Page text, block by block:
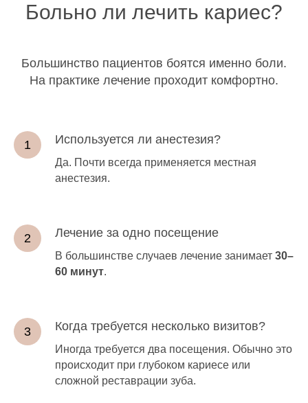
Больно ли лечить кариес?
Большинство пациентов боятся именно боли.
На практике лечение проходит комфортно.
Используется ли анестезия?
Да. Почти всегда применяется местная
анестезия.
Лечение за одно посещение
В большинстве случаев лечение занимает 30–
60 минут.
Когда требуется несколько визитов?
Иногда требуется два посещения. Обычно это
происходит при глубоком кариесе или
сложной реставрации зуба.